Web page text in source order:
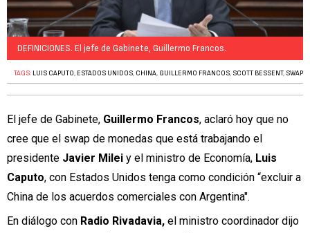
DEFINICIONES. El jefe de Gabinete, Guillermo Francos.
TAGS: LUIS CAPUTO, ESTADOS UNIDOS, CHINA, GUILLERMO FRANCOS, SCOTT BESSENT, SWAP
El jefe de Gabinete, Guillermo Francos, aclaró hoy que no
cree que el swap de monedas que está trabajando el
presidente Javier Milei y el ministro de Economía, Luis
Caputo, con Estados Unidos tenga como condición “excluir a
China de los acuerdos comerciales con Argentina".
En diálogo con Radio Rivadavia, el ministro coordinador dijo